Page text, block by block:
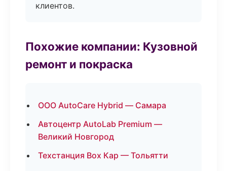
клиентов.
Похожие компании: Кузовной
ремонт и покраска
ООО AutoCare Hybrid — Самара
Автоцентр AutoLab Premium —
Великий Новгород
Техстанция Box Кар — Тольятти